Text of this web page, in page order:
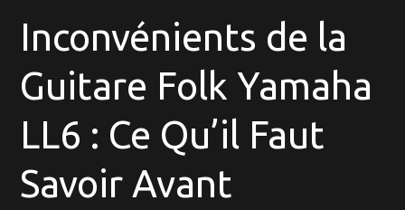
Inconvénients de la
Guitare Folk Yamaha
LL6 : Ce Qu’il Faut
Savoir Avant